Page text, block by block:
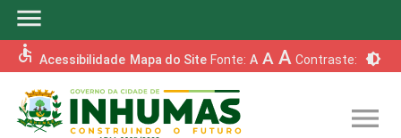
menu
accessible Acessibilidade Mapa do Site Fonte: A A A Contraste: brightness_6
menu